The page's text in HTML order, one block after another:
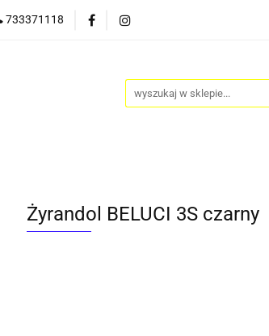
733371118
LAMPY AKCESORIA
Żyrandol BELUCI 3S czarny